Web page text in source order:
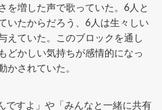
を増した声で歌っていた。6人と
いたからだろう、6人は生々しい
えていた。このブロックを通し
どかしい気持ちが感情的になっ
かされていた。
ですよ」や「みんなと一緒に共有